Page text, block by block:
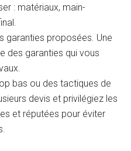
: matériaux, main-
garanties proposées. Une
des garanties qui vous
bas ou des tactiques de
devis et privilégiez les
et réputées pour éviter